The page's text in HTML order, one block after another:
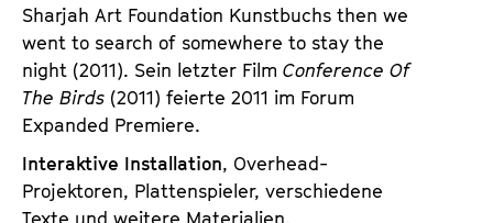
Sharjah Art Foundation Kunstbuchs then we
went to search of somewhere to stay the
night (2011). Sein letzter Film Conference Of
The Birds (2011) feierte 2011 im Forum
Expanded Premiere.
Interaktive Installation, Overhead-
Projektoren, Plattenspieler, verschiedene
Texte und weitere Materialien.